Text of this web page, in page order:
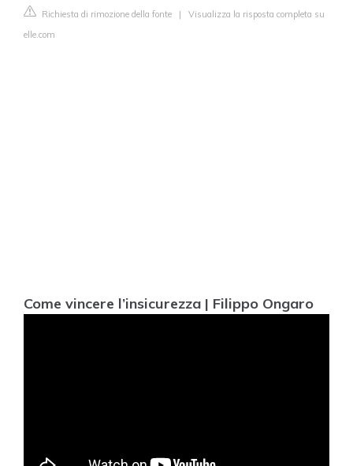
Richiesta di rimozione della fonte | Visualizza la risposta completa su
elle.com
Come vincere l’insicurezza | Filippo Ongaro